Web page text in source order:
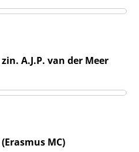
A.J.P. van der Meer
MC)